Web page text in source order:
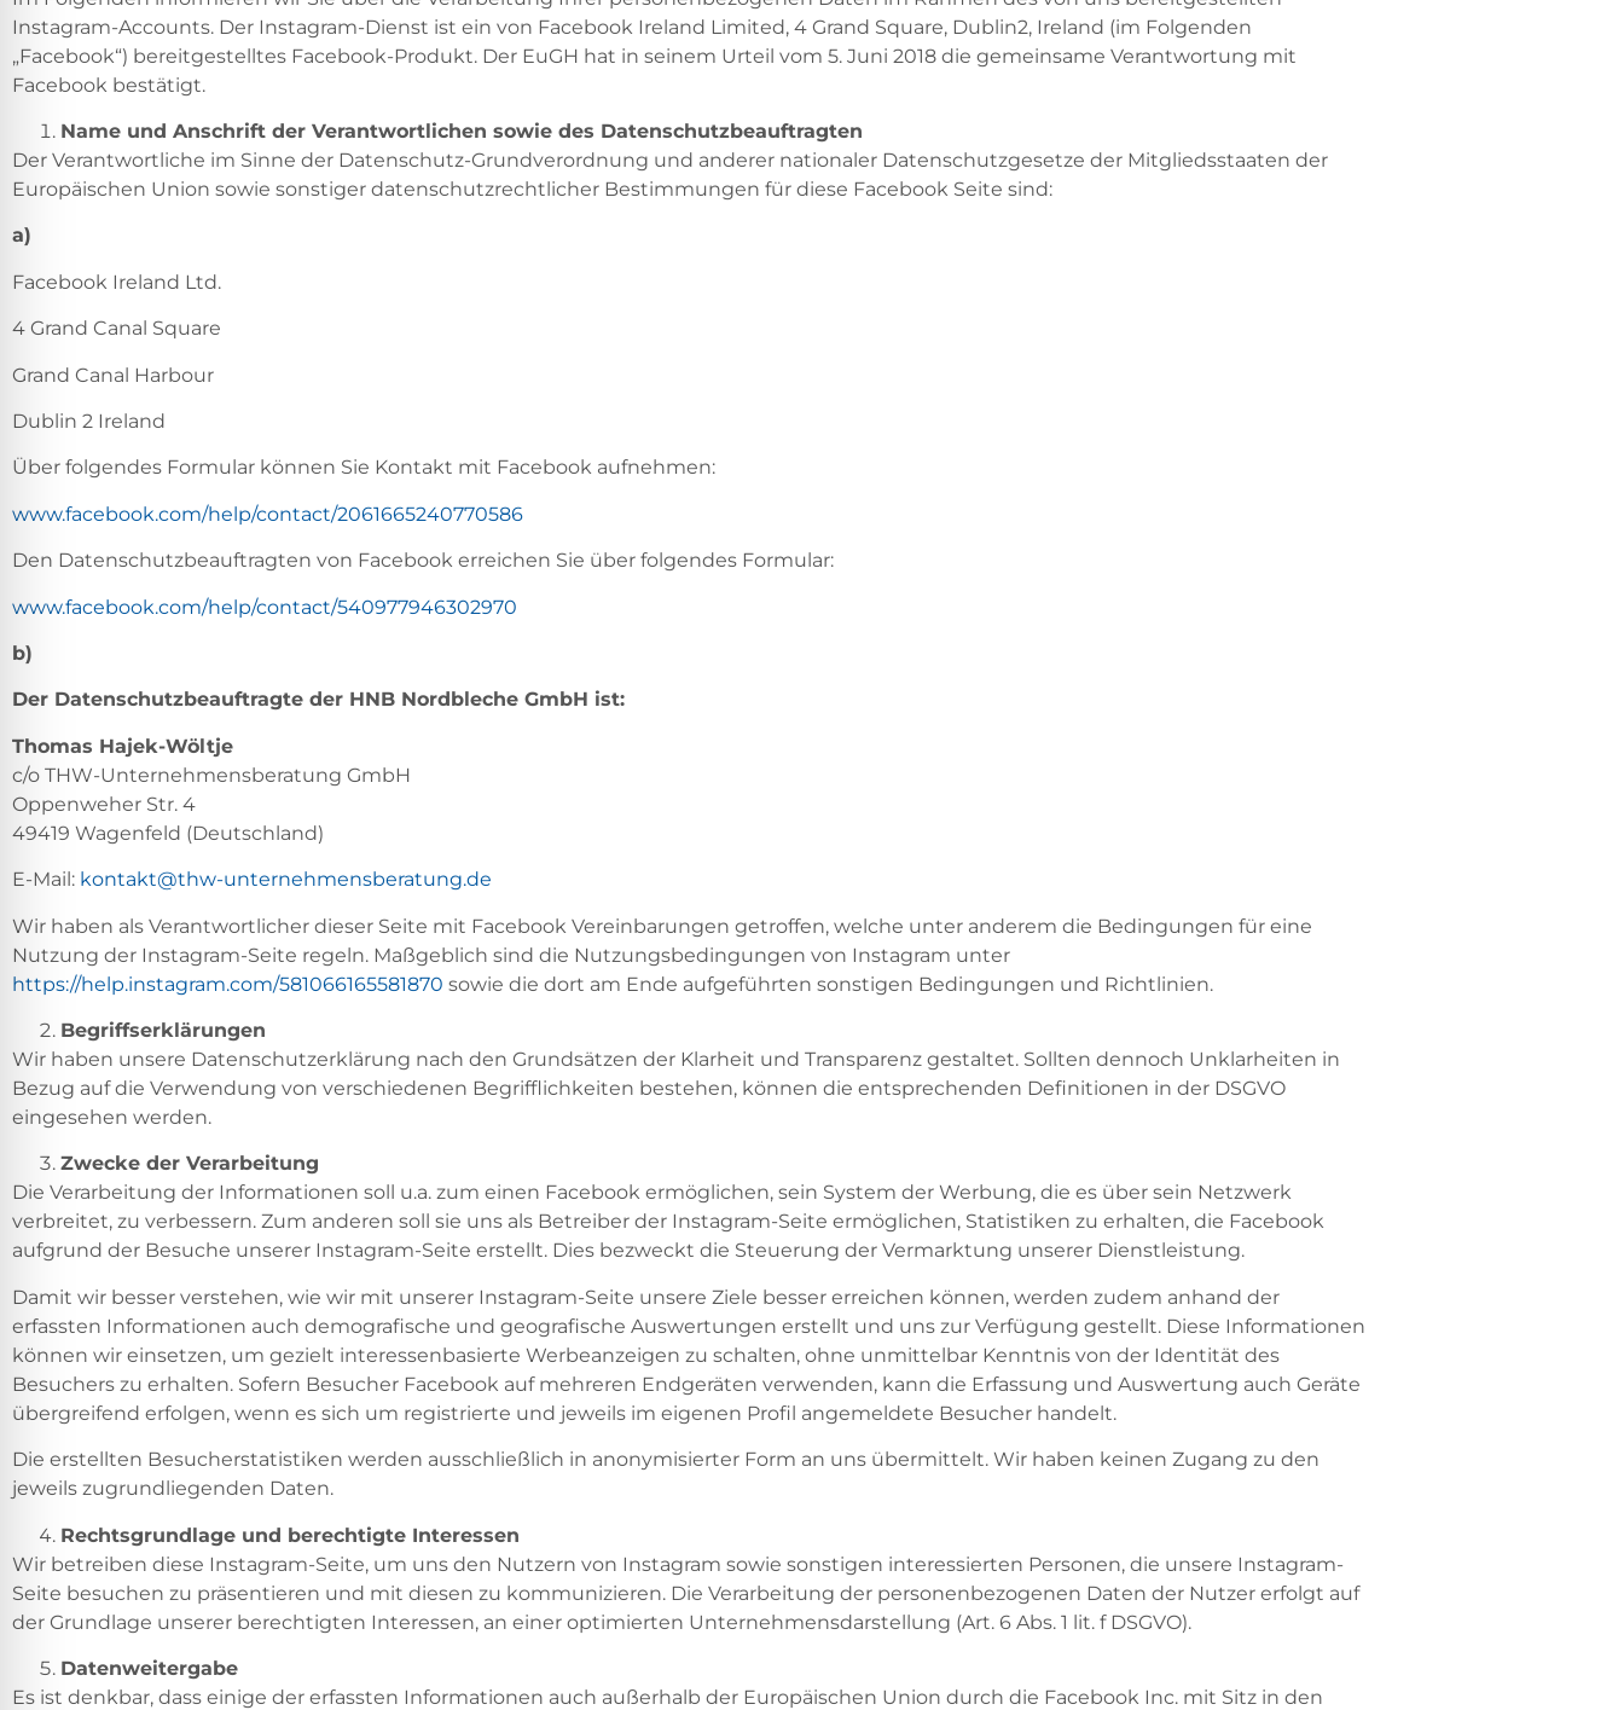
Instagram-Accounts. Der Instagram-Dienst ist ein von Facebook Ireland Limited, 4 Grand Square, Dublin2, Ireland (im Folgenden
„Facebook“) bereitgestelltes Facebook-Produkt. Der EuGH hat in seinem Urteil vom 5. Juni 2018 die gemeinsame Verantwortung mit
Facebook bestätigt.
Name und Anschrift der Verantwortlichen sowie des Datenschutzbeauftragten
Der Verantwortliche im Sinne der Datenschutz-Grundverordnung und anderer nationaler Datenschutzgesetze der Mitgliedsstaaten der
Europäischen Union sowie sonstiger datenschutzrechtlicher Bestimmungen für diese Facebook Seite sind:
a)
Facebook Ireland Ltd.
4 Grand Canal Square
Grand Canal Harbour
Dublin 2 Ireland
Über folgendes Formular können Sie Kontakt mit Facebook aufnehmen:
www.facebook.com/help/contact/2061665240770586
Den Datenschutzbeauftragten von Facebook erreichen Sie über folgendes Formular:
www.facebook.com/help/contact/540977946302970
b)
Der Datenschutzbeauftragte der HNB Nordbleche GmbH ist:
Thomas Hajek-Wöltje
c/o THW-Unternehmensberatung GmbH
Oppenweher Str. 4
49419 Wagenfeld (Deutschland)
E-Mail: kontakt@thw-unternehmensberatung.de
Wir haben als Verantwortlicher dieser Seite mit Facebook Vereinbarungen getroffen, welche unter anderem die Bedingungen für eine
Nutzung der Instagram-Seite regeln. Maßgeblich sind die Nutzungsbedingungen von Instagram unter
https://help.instagram.com/581066165581870 sowie die dort am Ende aufgeführten sonstigen Bedingungen und Richtlinien.
Begriffserklärungen
Wir haben unsere Datenschutzerklärung nach den Grundsätzen der Klarheit und Transparenz gestaltet. Sollten dennoch Unklarheiten in
Bezug auf die Verwendung von verschiedenen Begrifflichkeiten bestehen, können die entsprechenden Definitionen in der DSGVO
eingesehen werden.
Zwecke der Verarbeitung
Die Verarbeitung der Informationen soll u.a. zum einen Facebook ermöglichen, sein System der Werbung, die es über sein Netzwerk
verbreitet, zu verbessern. Zum anderen soll sie uns als Betreiber der Instagram-Seite ermöglichen, Statistiken zu erhalten, die Facebook
aufgrund der Besuche unserer Instagram-Seite erstellt. Dies bezweckt die Steuerung der Vermarktung unserer Dienstleistung.
Damit wir besser verstehen, wie wir mit unserer Instagram-Seite unsere Ziele besser erreichen können, werden zudem anhand der
erfassten Informationen auch demografische und geografische Auswertungen erstellt und uns zur Verfügung gestellt. Diese Informationen
können wir einsetzen, um gezielt interessenbasierte Werbeanzeigen zu schalten, ohne unmittelbar Kenntnis von der Identität des
Besuchers zu erhalten. Sofern Besucher Facebook auf mehreren Endgeräten verwenden, kann die Erfassung und Auswertung auch Geräte
übergreifend erfolgen, wenn es sich um registrierte und jeweils im eigenen Profil angemeldete Besucher handelt.
Die erstellten Besucherstatistiken werden ausschließlich in anonymisierter Form an uns übermittelt. Wir haben keinen Zugang zu den
jeweils zugrundliegenden Daten.
Rechtsgrundlage und berechtigte Interessen
Wir betreiben diese Instagram-Seite, um uns den Nutzern von Instagram sowie sonstigen interessierten Personen, die unsere Instagram-
Seite besuchen zu präsentieren und mit diesen zu kommunizieren. Die Verarbeitung der personenbezogenen Daten der Nutzer erfolgt auf
der Grundlage unserer berechtigten Interessen, an einer optimierten Unternehmensdarstellung (Art. 6 Abs. 1 lit. f DSGVO).
Datenweitergabe
Es ist denkbar, dass einige der erfassten Informationen auch außerhalb der Europäischen Union durch die Facebook Inc. mit Sitz in den